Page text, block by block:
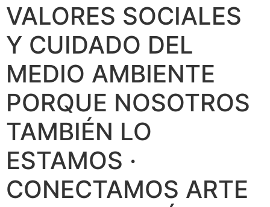
VALORES SOCIALES
Y CUIDADO DEL
MEDIO AMBIENTE
PORQUE NOSOTROS
TAMBIÉN LO
ESTAMOS ·
CONECTAMOS ARTE